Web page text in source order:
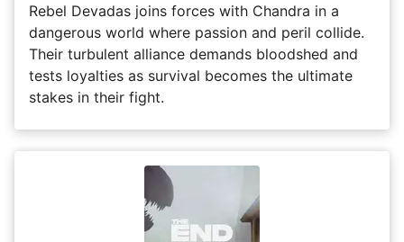
Rebel Devadas joins forces with Chandra in a
dangerous world where passion and peril collide.
Their turbulent alliance demands bloodshed and
tests loyalties as survival becomes the ultimate
stakes in their fight.